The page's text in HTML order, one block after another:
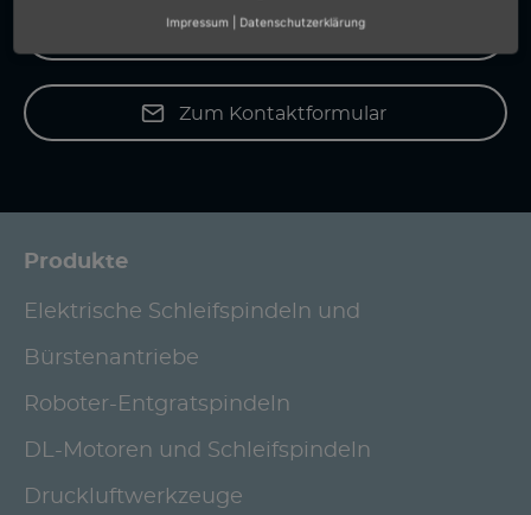
+49 (0) 7159-18093-0
Zum Kontaktformular
Produkte
Elektrische Schleifspindeln und
Bürstenantriebe
Roboter-Entgratspindeln
DL-Motoren und Schleifspindeln
Druckluftwerkzeuge
Impressum Datenschutzerklärung